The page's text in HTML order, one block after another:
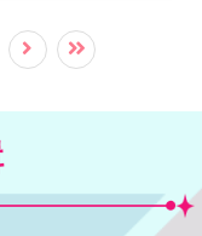
缺錢」才回